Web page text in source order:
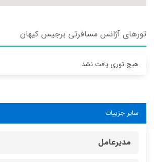
تورهای آژانس مسافرتی برجيس كيهان
هیچ توری یافت نشد
سایر جزییات
مدیرعامل